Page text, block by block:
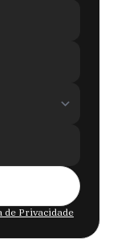
de Privacidade